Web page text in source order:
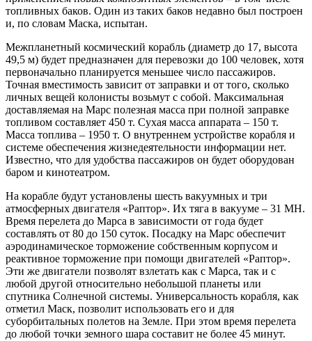
топливных баков. Один из таких баков недавно был построен
и, по словам Маска, испытан.
Межпланетный космический корабль (диаметр до 17, высота
49,5 м) будет предназначен для перевозки до 100 человек, хотя
первоначально планируется меньшее число пассажиров.
Точная вместимость зависит от заправки и от того, сколько
личных вещей колонисты возьмут с собой. Максимальная
доставляемая на Марс полезная масса при полной заправке
топливом составляет 450 т. Сухая масса аппарата – 150 т.
Масса топлива – 1950 т. О внутреннем устройстве корабля и
системе обеспечения жизнедеятельности информации нет.
Известно, что для удобства пассажиров он будет оборудован
баром и кинотеатром.
На корабле будут установлены шесть вакуумных и три
атмосферных двигателя «Раптор». Их тяга в вакууме – 31 МН.
Время перелета до Марса в зависимости от года будет
составлять от 80 до 150 суток. Посадку на Марс обеспечит
аэродинамическое торможение собственным корпусом и
реактивное торможение при помощи двигателей «Раптор».
Эти же двигатели позволят взлетать как с Марса, так и с
любой другой относительно небольшой планеты или
спутника Солнечной системы. Универсальность корабля, как
отметил Маск, позволит использовать его и для
суборбитальных полетов на Земле. При этом время перелета
до любой точки земного шара составит не более 45 минут.